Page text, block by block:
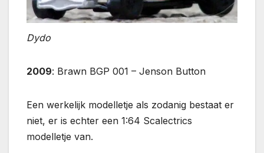
Dydo
2009: Brawn BGP 001 – Jenson Button
Een werkelijk modelletje als zodanig bestaat er
niet, er is echter een 1:64 Scalectrics
modelletje van.